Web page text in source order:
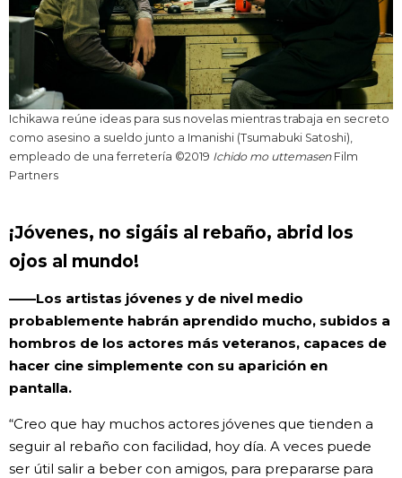
Ichikawa reúne ideas para sus novelas mientras trabaja en secreto
como asesino a sueldo junto a Imanishi (Tsumabuki Satoshi),
empleado de una ferretería ©2019 Ichido mo uttemasen Film
Partners
¡Jóvenes, no sigáis al rebaño, abrid los
ojos al mundo!
——Los artistas jóvenes y de nivel medio
probablemente habrán aprendido mucho, subidos a
hombros de los actores más veteranos, capaces de
hacer cine simplemente con su aparición en
pantalla.
“Creo que hay muchos actores jóvenes que tienden a
seguir al rebaño con facilidad, hoy día. A veces puede
ser útil salir a beber con amigos, para prepararse para